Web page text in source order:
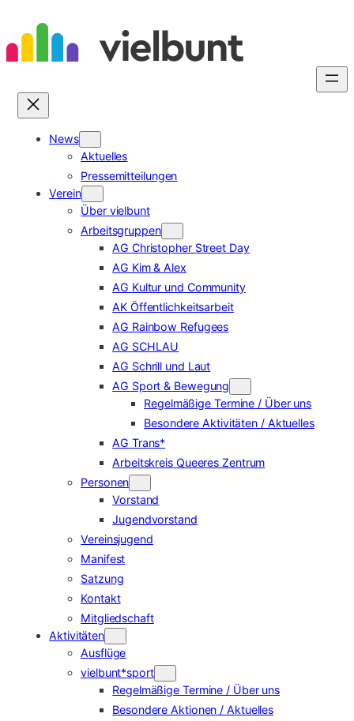
Inhalt
springen
News
Aktuelles
Pressemitteilungen
Verein
Über vielbunt
Arbeitsgruppen
AG Christopher Street Day
AG Kim & Alex
AG Kultur und Community
AK Öffentlichkeitsarbeit
AG Rainbow Refugees
AG SCHLAU
AG Schrill und Laut
AG Sport & Bewegung
Regelmäßige Termine / Über uns
Besondere Aktivitäten / Aktuelles
AG Trans*
Arbeitskreis Queeres Zentrum
Personen
Vorstand
Jugendvorstand
Vereinsjugend
Manifest
Satzung
Kontakt
Mitgliedschaft
Aktivitäten
Ausflüge
vielbunt*sport
Regelmäßige Termine / Über uns
Besondere Aktionen / Aktuelles